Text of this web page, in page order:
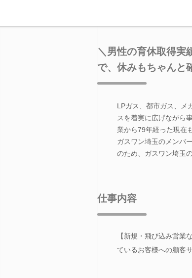
＼男性の育休取得実
で、休みもちゃん
LPガス、都市ガス、メ
スを着実に広げながら
業から79年経った現在
ガスワン埼玉のメンバ
のため、ガスワン埼玉
仕事内容
【新規・飛び込み営業
ているお客様への顧客